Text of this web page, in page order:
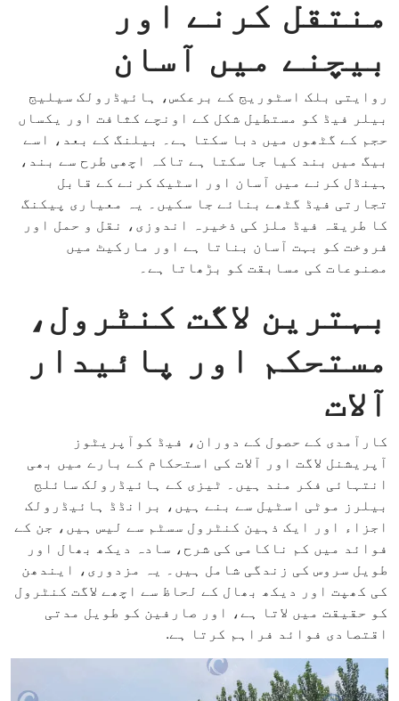
منتقل کرنے اور
بیچنے میں آسان
روایتی بلک اسٹوریج کے برعکس، ہائیڈرولک سیلیج
بیلر فیڈ کو مستطیل شکل کے اونچے کثافت اور یکساں
حجم کے گٹھوں میں دبا سکتا ہے۔ بیلنگ کے بعد، اسے
بیگ میں بند کیا جا سکتا ہے تاکہ اچھی طرح سے بند،
ہینڈل کرنے میں آسان اور اسٹیک کرنے کے قابل
تجارتی فیڈ گٹھے بنائے جا سکیں۔ یہ معیاری پیکنگ
کا طریقہ فیڈ ملز کی ذخیرہ اندوزی، نقل و حمل اور
فروخت کو بہت آسان بناتا ہے اور مارکیٹ میں
مصنوعات کی مسابقت کو بڑھاتا ہے۔
بہترین لاگت کنٹرول،
مستحکم اور پائیدار
آلات
کارآمدی کے حصول کے دوران، فیڈ کوآپریٹوز
آپریشنل لاگت اور آلات کی استحکام کے بارے میں بھی
انتہائی فکر مند ہیں۔ ٹیزی کے ہائیڈرولک سائلج
بیلرز موٹی اسٹیل سے بنے ہیں، برانڈڈ ہائیڈرولک
اجزاء اور ایک ذہین کنٹرول سسٹم سے لیس ہیں، جن کے
فوائد میں کم ناکامی کی شرح، سادہ دیکھ بھال اور
طویل سروس کی زندگی شامل ہیں۔ یہ مزدوری، ایندھن
کی کھپت اور دیکھ بھال کے لحاظ سے اچھے لاگت کنٹرول
کو حقیقت میں لاتا ہے، اور صارفین کو طویل مدتی
اقتصادی فوائد فراہم کرتا ہے.